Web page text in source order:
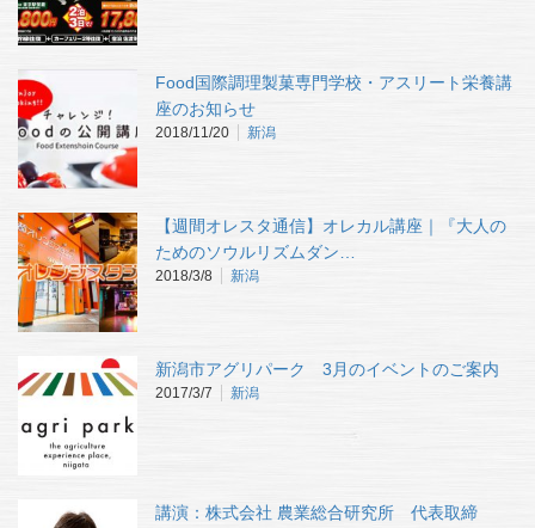
Food国際調理製菓専門学校・アスリート栄養講
座のお知らせ
2018/11/20 新潟
【週間オレスタ通信】オレカル講座｜『大人の
ためのソウルリズムダン…
2018/3/8 新潟
新潟市アグリパーク 3月のイベントのご案内
2017/3/7 新潟
講演：株式会社 農業総合研究所 代表取締